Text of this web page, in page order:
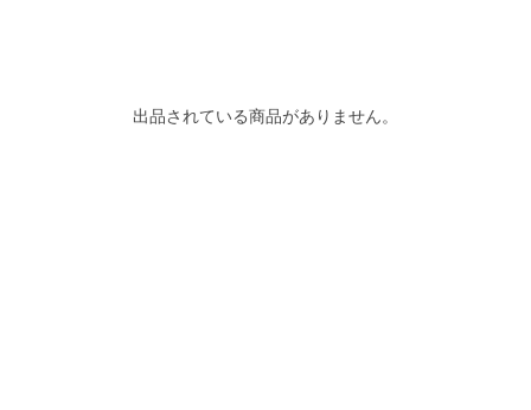
出品されている商品がありません。